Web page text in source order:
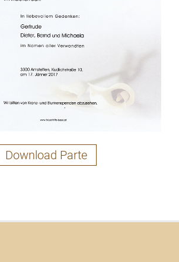
Download Parte